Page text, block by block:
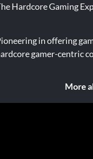
Hardcore Gaming
in offering
gamer-centric
More